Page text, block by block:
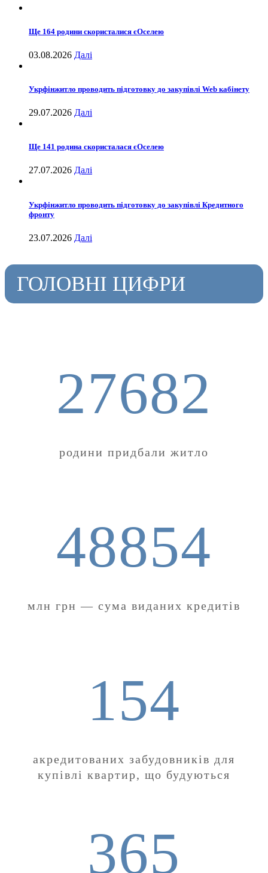
Ще 164 родини скористалися єОселею
03.08.2026 Далі
Укрфінжитло проводить підготовку до закупівлі Web кабінету
29.07.2026 Далі
Ще 141 родина скористалася єОселею
27.07.2026 Далі
Укрфінжитло проводить підготовку до закупівлі Кредитного
фронту
23.07.2026 Далі
ГОЛОВНІ ЦИФРИ
27682
родини придбали житло
48854
млн грн — сума виданих кредитів
154
акредитованих забудовників для
купівлі квартир, що будуються
365